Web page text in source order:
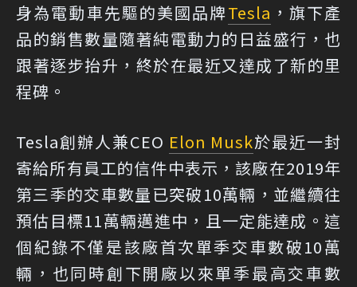
身為電動車先驅的美國品牌Tesla ，旗下產
品的銷售數量隨著純電動力的日益盛行，也
跟著逐步抬升，終於在最近又達成了新的里
程碑。
Tesla創辦人兼CEO Elon Musk於最近一封
寄給所有員工的信件中表示，該廠在2019年
第三季的交車數量已突破10萬輛，並繼續往
預估目標11萬輛邁進中，且一定能達成。這
個紀錄不僅是該廠首次單季交車數破10萬
輛，也同時創下開廠以來單季最高交車數